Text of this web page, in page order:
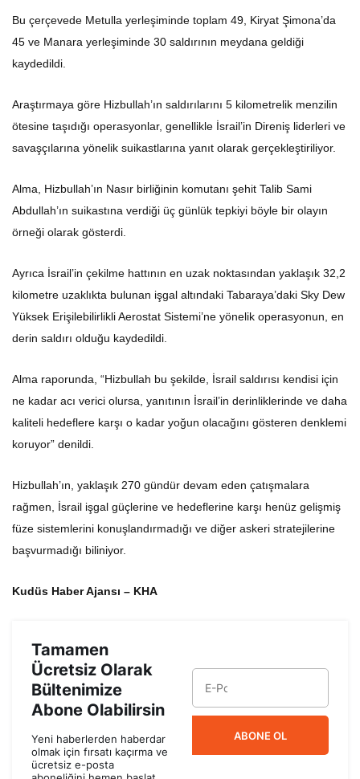
Bu çerçevede Metulla yerleşiminde toplam 49, Kiryat Şimona’da
45 ve Manara yerleşiminde 30 saldırının meydana geldiği
kaydedildi.
Araştırmaya göre Hizbullah’ın saldırılarını 5 kilometrelik menzilin
ötesine taşıdığı operasyonlar, genellikle İsrail’in Direniş liderleri ve
savaşçılarına yönelik suikastlarına yanıt olarak gerçekleştiriliyor.
Alma, Hizbullah’ın Nasır birliğinin komutanı şehit Talib Sami
Abdullah’ın suikastına verdiği üç günlük tepkiyi böyle bir olayın
örneği olarak gösterdi.
Ayrıca İsrail’in çekilme hattının en uzak noktasından yaklaşık 32,2
kilometre uzaklıkta bulunan işgal altındaki Tabaraya’daki Sky Dew
Yüksek Erişilebilirlikli Aerostat Sistemi’ne yönelik operasyonun, en
derin saldırı olduğu kaydedildi.
Alma raporunda, “Hizbullah bu şekilde, İsrail saldırısı kendisi için
ne kadar acı verici olursa, yanıtının İsrail’in derinliklerinde ve daha
kaliteli hedeflere karşı o kadar yoğun olacağını gösteren denklemi
koruyor” denildi.
Hizbullah’ın, yaklaşık 270 gündür devam eden çatışmalara
rağmen, İsrail işgal güçlerine ve hedeflerine karşı henüz gelişmiş
füze sistemlerini konuşlandırmadığı ve diğer askeri stratejilerine
başvurmadığı biliniyor.
Kudüs Haber Ajansı – KHA
Tamamen
Ücretsiz Olarak
Bültenimize
Abone Olabilirsin
Yeni haberlerden haberdar
olmak için fırsatı kaçırma ve
ücretsiz e-posta
aboneliğini hemen başlat.
ABONE OL